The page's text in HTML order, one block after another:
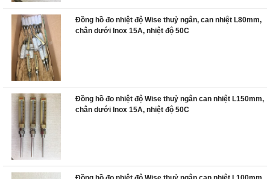
Đồng hồ đo nhiệt độ Wise thuỷ ngân, can nhiệt L80mm,
chân dưới Inox 15A, nhiệt độ 50C
Đồng hồ đo nhiệt độ Wise thuỷ ngân can nhiệt L150mm,
chân dưới Inox 15A, nhiệt độ 50C